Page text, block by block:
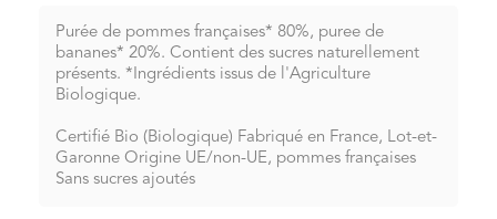
Purée de pommes françaises* 80%, puree de
bananes* 20%. Contient des sucres naturellement
présents. *Ingrédients issus de l'Agriculture
Biologique.
Certifié Bio (Biologique) Fabriqué en France, Lot-et-
Garonne Origine UE/non-UE, pommes françaises
Sans sucres ajoutés